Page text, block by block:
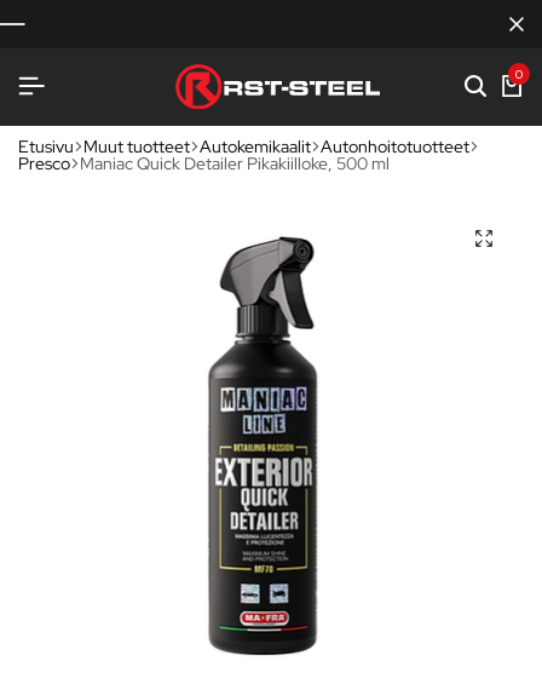
0
Etusivu Muut tuotteet Autokemikaalit Autonhoitotuotteet
Presco Maniac Quick Detailer Pikakiilloke, 500 ml